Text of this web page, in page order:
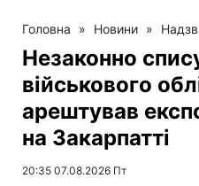
Головна » Новини »
Незаконно
військового
арештував
на Закарпатті
20:35 07.08.2026 Пт